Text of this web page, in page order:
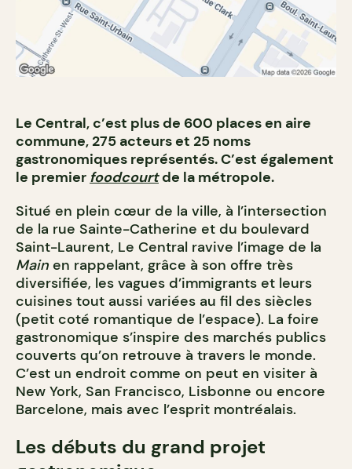
Le Central, c’est plus de 600 places en aire
commune, 275 acteurs et 25 noms
gastronomiques représentés. C’est également
le premier foodcourtde la métropole.
Situé en plein cœur de la ville, à l’intersection
de la rue Sainte-Catherine et du boulevard
Saint-Laurent, Le Central ravive l’image de la
Main en rappelant, grâce à son offre très
diversifiée, les vagues d’immigrants et leurs
cuisines tout aussi variées au fil des siècles
(petit coté romantique de l’espace). La foire
gastronomique s’inspire des marchés publics
couverts qu’on retrouve à travers le monde.
C’est un endroit comme on peut en visiter à
New York, San Francisco, Lisbonne ou encore
Barcelone, mais avec l’esprit montréalais.
Les débuts du grand projet